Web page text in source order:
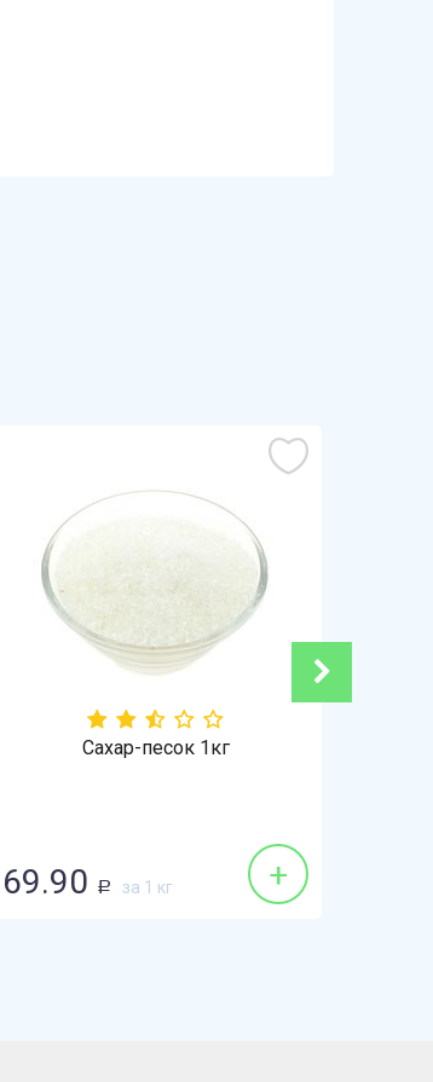
Сахар-песок 1кг
69.90 Р за 1 кг +